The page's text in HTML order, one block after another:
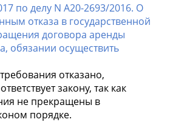
по делу N А20-2693/2016. О
отказа в государственной
договора аренды
обязании осуществить
отказано,
закону, так как
не прекращены в
порядке.